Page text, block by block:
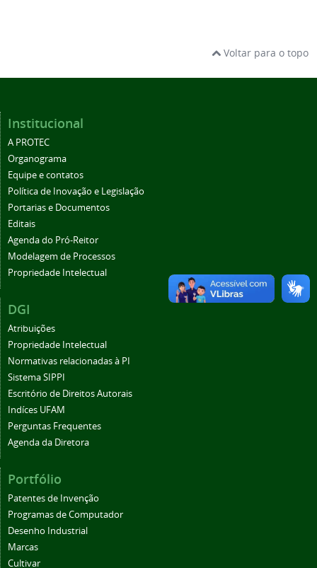
Voltar para o topo
Institucional
A PROTEC
Organograma
Equipe e contatos
Política de Inovação e Legislação
Portarias e Documentos
Editais
Agenda do Pró-Reitor
Modelagem de Processos
Propriedade Intelectual
DGI
Atribuições
Propriedade Intelectual
Normativas relacionadas à PI
Sistema SIPPI
Escritório de Direitos Autorais
Indíces UFAM
Perguntas Frequentes
Agenda da Diretora
Portfólio
Patentes de Invenção
Programas de Computador
Desenho Industrial
Marcas
Cultivar